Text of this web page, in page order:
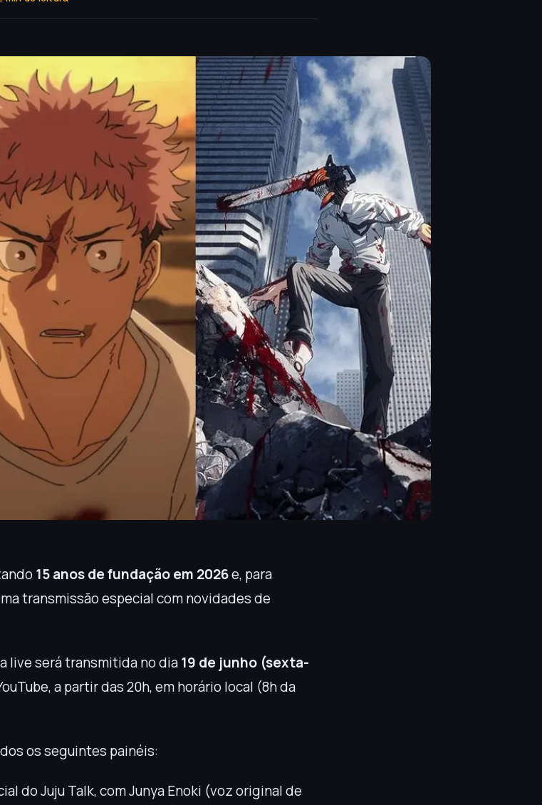
15 anos de fundação em 2026e, para
transmissão especial com novidades de
live será transmitida no dia19 de junho (sexta-
a partir das 20h, em horário local (8h da
os seguintes painéis:
do Juju Talk, com Junya Enoki (voz original de